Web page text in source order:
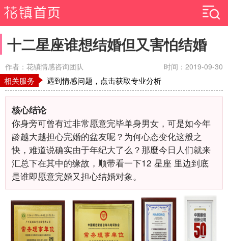
十二星座谁想结婚但又害怕结婚
作者：花镇情感咨询团队 时间：2019-09-30
相关服务 遇到情感问题，点击获取专业分析
核心结论
你身旁可曾有过非常愿意完毕单身男女，可是如今年
龄越大越担心完婚的盆友呢？为何心态变化这般之
快，难道说确实由于年纪大了么？那麼今日人们就来
汇总下在其中的缘故，顺带看一下12 星座 里边到底
是谁即愿意完婚又担心结婚对象。